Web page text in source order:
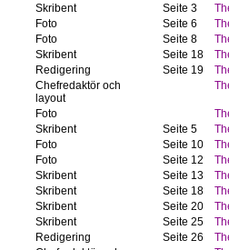
Skribent Seite 3
Foto Seite 6
Foto Seite 8
Skribent Seite 18
Redigering Seite 19
Chefredaktör och
layout
Foto
Skribent Seite 5
Foto Seite 10
Foto Seite 12
Skribent Seite 13
Skribent Seite 18
Skribent Seite 20
Skribent Seite 25
Redigering Seite 26